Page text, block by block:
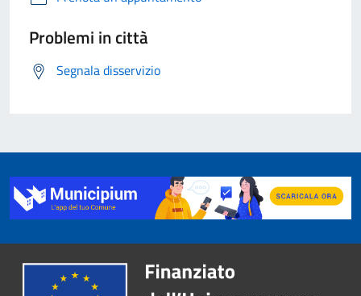
Problemi in città
Segnala disservizio